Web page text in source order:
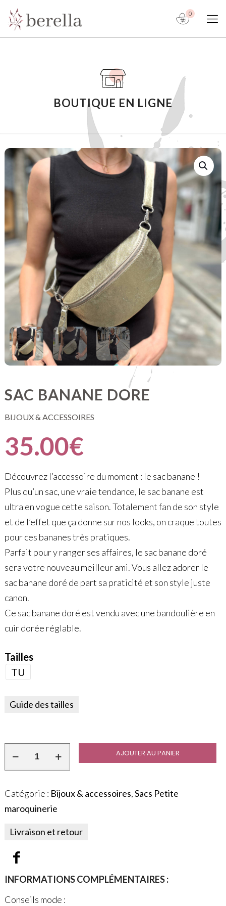
0
BOUTIQUE EN LIGNE
SAC BANANE DORE
BIJOUX & ACCESSOIRES
35.00€
Découvrez l’accessoire du moment : le sac banane !
Plus qu’un sac, une vraie tendance, le sac banane est
ultra en vogue cette saison. Totalement fan de son style
et de l’effet que ça donne sur nos looks, on craque toutes
pour ces bananes très pratiques.
Parfait pour y ranger ses affaires, le sac banane doré
sera votre nouveau meilleur ami. Vous allez adorer le
sac banane doré de part sa praticité et son style juste
canon.
Ce sac banane doré est vendu avec une bandoulière en
cuir dorée réglable.
Tailles
TU
Guide des tailles
AJOUTER AU PANIER
Catégorie : Bijoux & accessoires,Sacs Petite
maroquinerie
Livraison et retour
INFORMATIONS COMPLÉMENTAIRES :
Conseils mode :